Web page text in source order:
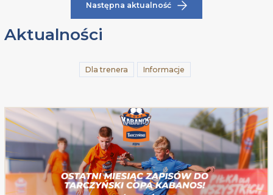
Następna aktualność
Aktualności
Dla trenera Informacje